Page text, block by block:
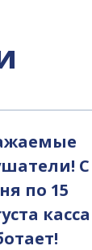
С
по 15